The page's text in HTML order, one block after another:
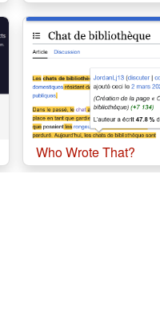
Who Wrote That?